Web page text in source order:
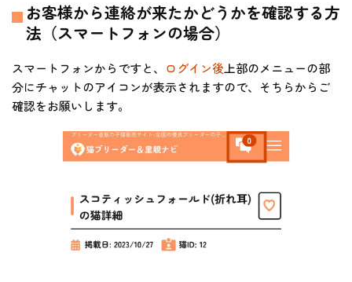
お客様から連絡が来たかどうかを確認する方
法（スマートフォンの場合）
スマートフォンからですと、 ログイン後上部のメニューの部
分にチャットのアイコンが表示されますので、そちらからご
確認をお願いします。